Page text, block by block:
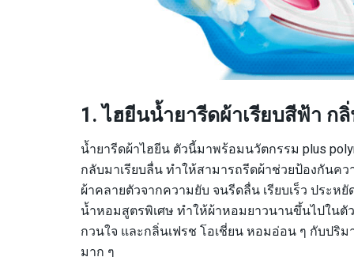
1. ไฮยีนน้ำยารีดผ้าเรียบสีฟ้า ก
น้ำยารีดผ้าไฮยีน ตัวนี้มาพร้อมนวัตกรรม plus
กลับมาเรียบลื่น ทำให้สามารถรีดผ้าช่วยป้องกันค
ผ้าคลายตัวจากความยับ จนรีดลื่น เรียบเร็ว ประ
น้ำหอมสูตรพิเศษ ทำให้ผ้าหอมยาวนานขึ้นไปในตั
กวนใจ และกลิ่นเฟรช โอเชี่ยน หอมอ่อน ๆ กับปริ
มาก ๆ